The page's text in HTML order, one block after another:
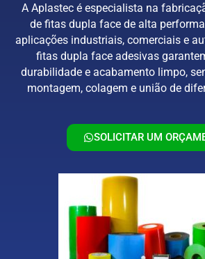
A Aplastec é especialista na
de fitas dupla face de alta
aplicações industriais, comerciais e
fitas dupla face adesivas
durabilidade e acabamento limpo,
montagem, colagem e união de
SOLICITAR UM